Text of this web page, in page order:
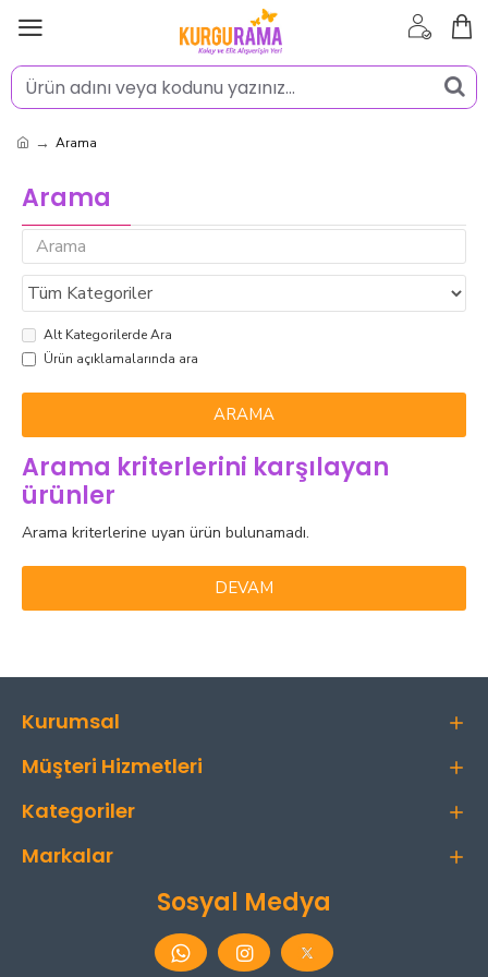
Arama
Arama
Alt Kategorilerde Ara
Ürün açıklamalarında ara
ARAMA
Arama kriterlerini karşılayan
ürünler
Arama kriterlerine uyan ürün bulunamadı.
DEVAM
Kurumsal
Müşteri Hizmetleri
Kategoriler
Markalar
Sosyal Medya